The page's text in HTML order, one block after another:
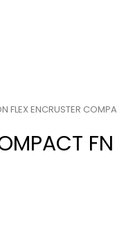
ENCRUSTER
FN